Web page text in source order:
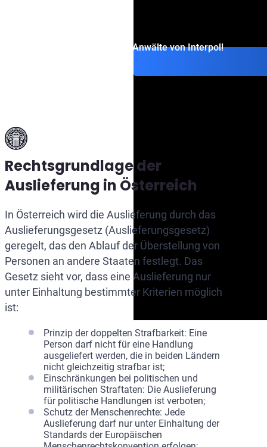
Kontaktieren Sie die Anwälte von Interpol!
Rechtsgrundlage der
Auslieferung in Österreich
In Österreich wird die Auslieferung durch das
Auslieferungsgesetz (Auslieferungsgesetz)
geregelt, das den Ablauf der Überstellung von
Personen an andere Staaten festlegt. Das
Gesetz sieht vor, dass eine Auslieferung nur
unter Einhaltung bestimmter Kriterien möglich
ist:
Prinzip der doppelten Strafbarkeit: Eine
Person darf nicht für eine Handlung
ausgeliefert werden, die in beiden Ländern
nicht gleichzeitig strafbar ist;
Einschränkungen bei politischen und
militärischen Straftaten: Die Auslieferung
für politische Handlungen ist verboten;
Schutz der Menschenrechte: Jede
Auslieferung darf nur unter Einhaltung der
Standards der Europäischen